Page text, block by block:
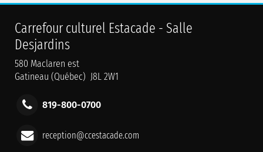
Carrefour culturel Estacade - Salle
Desjardins
580 Maclaren est
Gatineau (Québec) J8L 2W1
819-800-0700
reception@ccestacade.com